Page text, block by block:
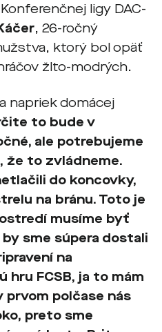
ligy DAC-
, 26-ročný
ktorý bol opäť
žlto-modrých.
napriek domácej
to bude v
ale potrebujeme
že to zvládneme.
do koncovky,
na bránu. Toto je
musíme byť
sme súpera dostali
na
FCSB, ja to mám
prvom polčase nás
preto sme